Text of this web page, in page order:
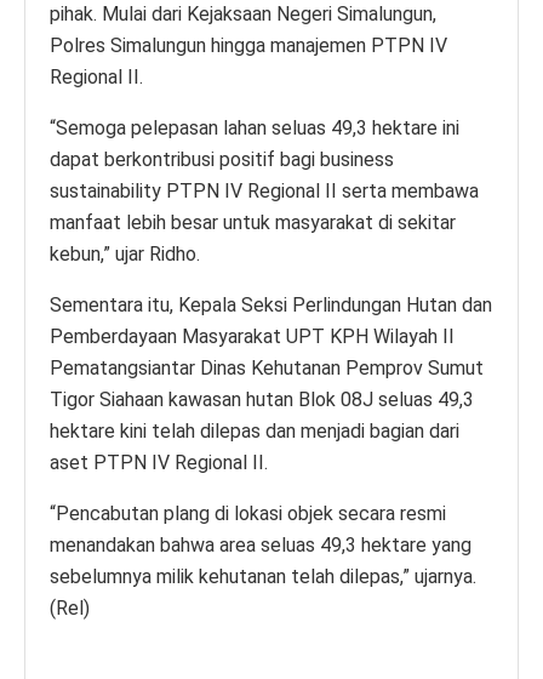
pihak. Mulai dari Kejaksaan Negeri Simalungun,
Polres Simalungun hingga manajemen PTPN IV
Regional II.
“Semoga pelepasan lahan seluas 49,3 hektare ini
dapat berkontribusi positif bagi business
sustainability PTPN IV Regional II serta membawa
manfaat lebih besar untuk masyarakat di sekitar
kebun,” ujar Ridho.
Sementara itu, Kepala Seksi Perlindungan Hutan dan
Pemberdayaan Masyarakat UPT KPH Wilayah II
Pematangsiantar Dinas Kehutanan Pemprov Sumut
Tigor Siahaan kawasan hutan Blok 08J seluas 49,3
hektare kini telah dilepas dan menjadi bagian dari
aset PTPN IV Regional II.
“Pencabutan plang di lokasi objek secara resmi
menandakan bahwa area seluas 49,3 hektare yang
sebelumnya milik kehutanan telah dilepas,” ujarnya.
(Rel)